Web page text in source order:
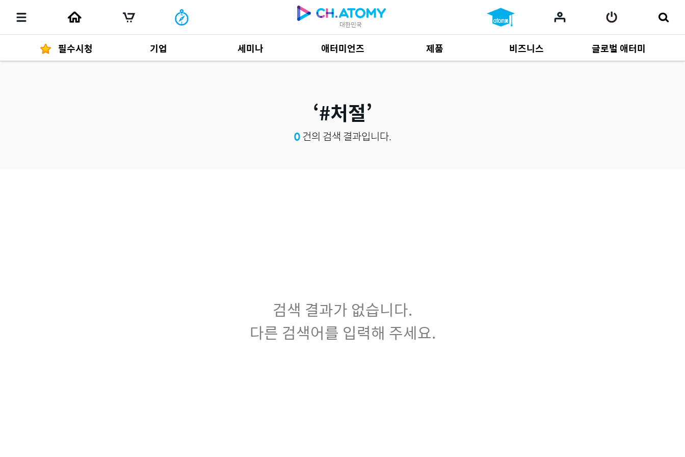
대한민국
필수시청 기업 세미나 애터미언즈 제품
제품 자료685
비즈니스
사업 자료165
글로벌 애터미
#처절
0건의 검색 결과입니다.
검색 결과가 없습니다.
다른 검색어를 입력해 주세요.